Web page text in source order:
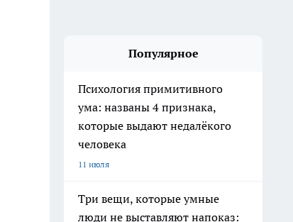
Популярное
Психология примитивного
ума: названы 4 признака,
которые выдают недалёкого
человека
11 июля
Три вещи, которые умные
люди не выставляют напоказ: